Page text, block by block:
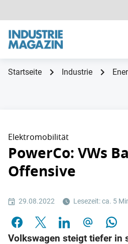
Startseite Industrie
Elektromobilität
PowerCo: VWs
Offensive
29.08.2022 Lesezeit: ca. 5
Volkswagen steigt tiefer in